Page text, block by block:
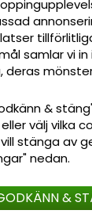
kr
samlar vi
deras
&
välj vilka
stänga av
nedan.
&